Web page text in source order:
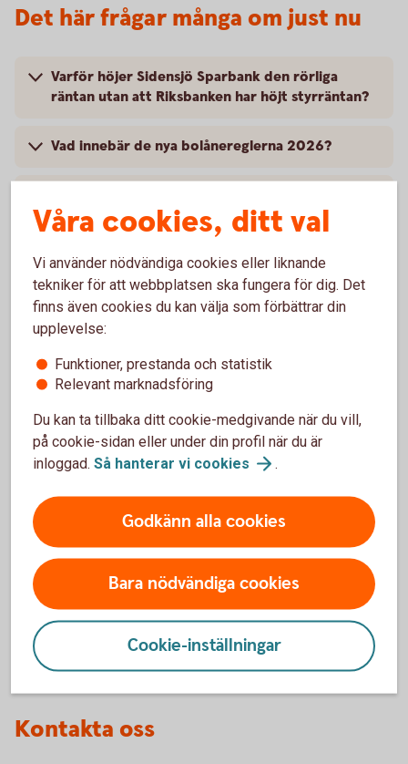
Det här frågar många om just nu
Varför höjer Sidensjö Sparbank den rörliga
räntan utan att Riksbanken har höjt styrräntan?
Vad innebär de nya bolånereglerna 2026?
innebär det för mig?
Hur gör jag för att skaffa, förnya eller byta mitt
BankID?
Hur skaffar jag Mobilt BankID till mitt barn?
Hur får jag mobilt BankID att fungera i en ny
Vilka beloppsgränser gäller för betalningar via
Swish?
Hur höjer jag beloppsgränsen för överföringar?
Hur gör jag en utlandsbetalning?
Kontakta oss
Våra cookies, ditt val
Vi använder nödvändiga cookies eller liknande
tekniker för att webbplatsen ska fungera för dig. Det
finns även cookies du kan välja som förbättrar din
upplevelse:
Funktioner, prestanda och statistik
Relevant marknadsföring
Du kan ta tillbaka ditt cookie-medgivande när du vill,
på cookie-sidan eller under din profil när du är
inloggad. Så hanterar vi cookies .
Godkänn alla cookies
Bara nödvändiga cookies
Cookie-inställningar